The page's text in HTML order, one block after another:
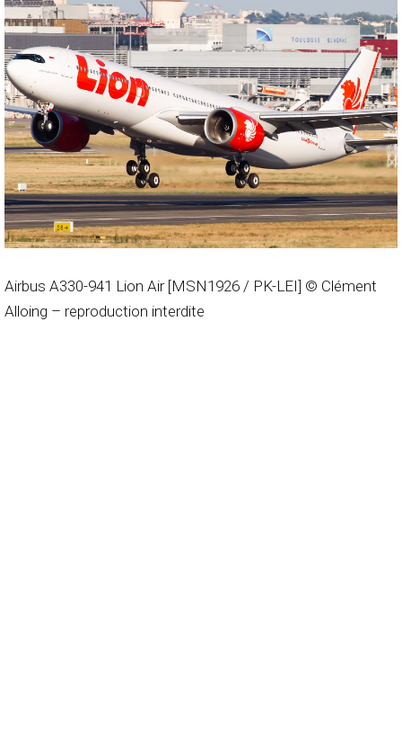
Airbus A330-941 Lion Air [MSN1926 / PK-LEI] © Clément
Alloing – reproduction interdite